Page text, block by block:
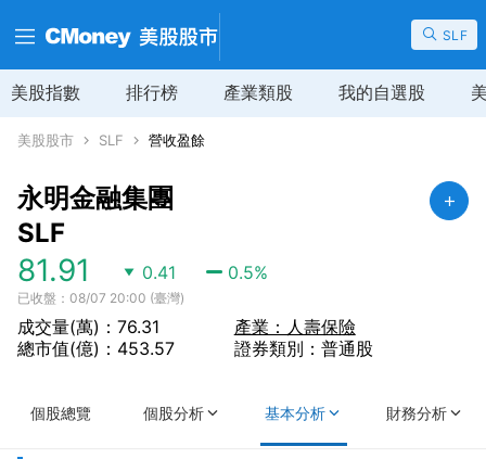
SLF
美股指數 排行榜 產業類股 我的自選股
美股股市 SLF 營收盈餘
永明金融集團
SLF
81.91 0.41 0.5%
已收盤：08/07 20:00 (臺灣)
成交量(萬)：76.31
總市值(億)：453.57
產業：人壽保險
證券類別：普通股
個股總覽 個股分析 基本分析 財務分析